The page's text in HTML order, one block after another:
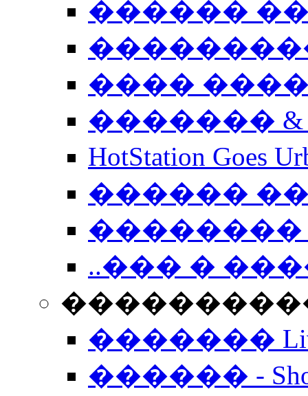
������
����
�������
HotStation
������
��������
..��� �
����������
�������
������ -